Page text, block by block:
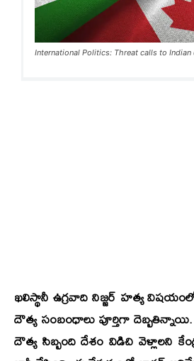
International Politics: Threat calls to Indian
ఖలిస్థానీ ఉగ్రవాది నిజ్జర్‌ హత్య
దౌత్య సంబంధాలు పూర్తిగా
దౌత్య సిబ్బంది దేశం విడిచి వెళ్లాలని